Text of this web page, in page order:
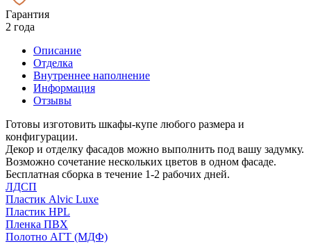
Гарантия
2 года
Описание
Отделка
Внутреннее наполнение
Информация
Отзывы
Готовы изготовить шкафы-купе любого размера и
конфигурации.
Декор и отделку фасадов можно выполнить под вашу задумку.
Возможно сочетание нескольких цветов в одном фасаде.
Бесплатная сборка в течение 1-2 рабочих дней.
ЛДСП
Пластик Alvic Luxe
Пластик HPL
Пленка ПВХ
Полотно АГТ (МДФ)